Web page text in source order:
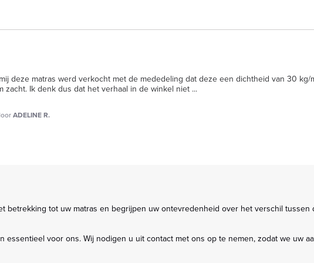
deze matras werd verkocht met de mededeling dat deze een dichtheid van 30
Ik denk dus dat het verhaal in de winkel niet ...
ADELINE R.
betrekking tot uw matras en begrijpen uw ontevredenheid over het verschil
essentieel voor ons. Wij nodigen u uit contact met ons op te nemen, zodat we uw